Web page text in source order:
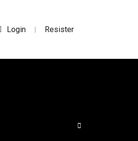
Login | Resister